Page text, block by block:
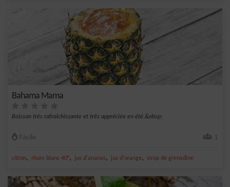
Bahama Mama
Boisson très rafraîchissante et très appréciée en été.&nbsp;
Facile 1
citron, rhum blanc 40°, jus d'ananas, jus d'orange, sirop de grenadine